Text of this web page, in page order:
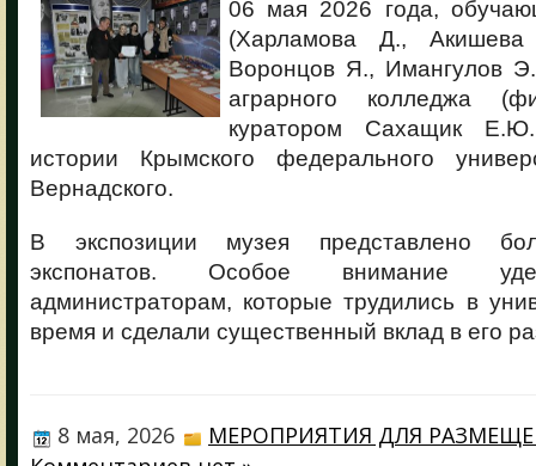
06 мая 2026 года,
(Харламова Д.,
Воронцов Я., Имангулов
аграрного колледжа
куратором Сахащик
истории Крымского федерального
Вернадского.
В экспозиции музея представлено
экспонатов. Особое внимание
администраторам, которые трудились в
время и сделали существенный вклад в его
8 мая, 2026
МЕРОПРИЯТИЯ ДЛЯ